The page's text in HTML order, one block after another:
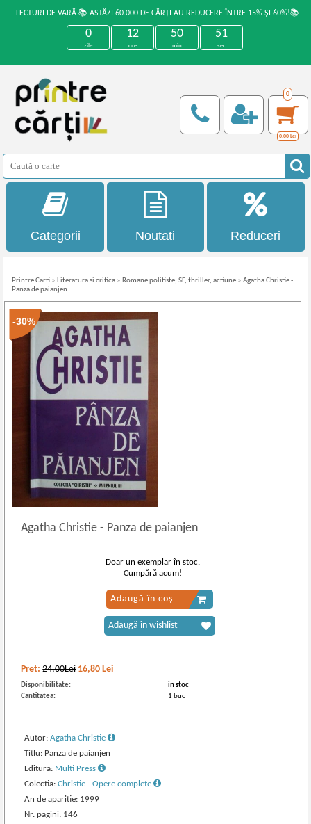
LECTURI DE VARĂ 📚 ASTĂZI 60.000 DE CĂRȚI AU REDUCERE ÎNTRE 15% ȘI 60%!📚
0
zile
12
ore
50
min
51
sec
0
0,00 Lei
Categorii Noutati Reduceri
Printre Carti » Literatura si critica » Romane politiste, SF, thriller, actiune »Agatha Christie -
Panza de paianjen
-30%
Agatha Christie- Panza de paianjen
Pret:24,00Lei 16,80 Lei
Disponibilitate:
in stoc
Cantitatea:
1 buc
Autor:Agatha Christie
Titlu: Panza de paianjen
Editura: Multi Press
Colectia:Christie - Opere complete
An de aparitie: 1999
Nr. pagini: 146
Doar un exemplar în stoc.
Cumpără acum!
Adaugă în coș
Adaugă în wishlist